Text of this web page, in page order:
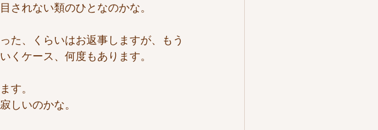
されない類のひとなのかな。
た、くらいはお返事しますが、もう
くケース、何度もあります。
す。
しいのかな。